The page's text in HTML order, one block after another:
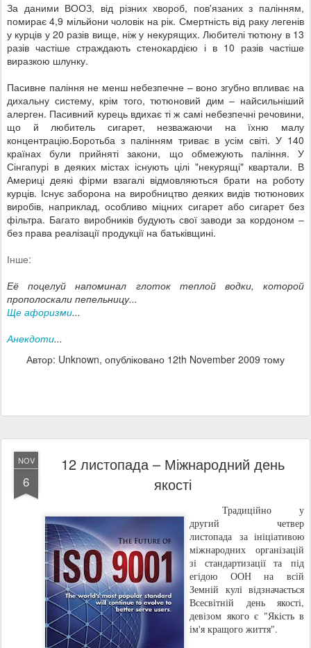
За даними ВООЗ, від різних хвороб, пов'язаних з палінням,
помирає 4,9 мільйони чоловік на рік. Смертність від раку легенів
у курців у 20 разів вище, ніж у некурящих. Любителі тютюну в 13
разів частіше страждають стенокардією і в 10 разів частіше
виразкою шлунку.
Пасивне паління не менш небезпечне – воно згубно впливає на
дихальну систему, крім того, тютюновий дим – найсильніший
алерген. Пасивний курець вдихає ті ж самі небезпечні речовини,
що й любитель сигарет, незважаючи на їхню малу
концентрацію.Боротьба з палінням триває в усім світі. У 140
країнах були прийняті закони, що обмежують паління. У
Сінгапурі в деяких містах існують цілі "некурящі" квартали. В
Америці деякі фірми взагалі відмовляються брати на роботу
курців. Існує заборона на виробництво деяких видів тютюнових
виробів, наприклад, особливо міцних сигарет або сигарет без
фільтра. Багато виробників будують свої заводи за кордоном –
без права реалізації продукції на батьківщині.
Інше:
Её поцелуй напоминал глоток теплой водки, которой
прополоскали пепельницу...
Ще афоризми...
Анекдоти...
Автор: Unknown, опубліковано 12th November 2009 тому
NOV
6
12 листопада – Міжнародний день
якості
Традиційно у
другий четвер
листопада за ініціативою
міжнародних організацій
зі стандартизації та під
егідою ООН на всій
Земній кулі відзначається
Всесвітній день якості,
девізом якого є "Якість в
ім'я кращого життя".